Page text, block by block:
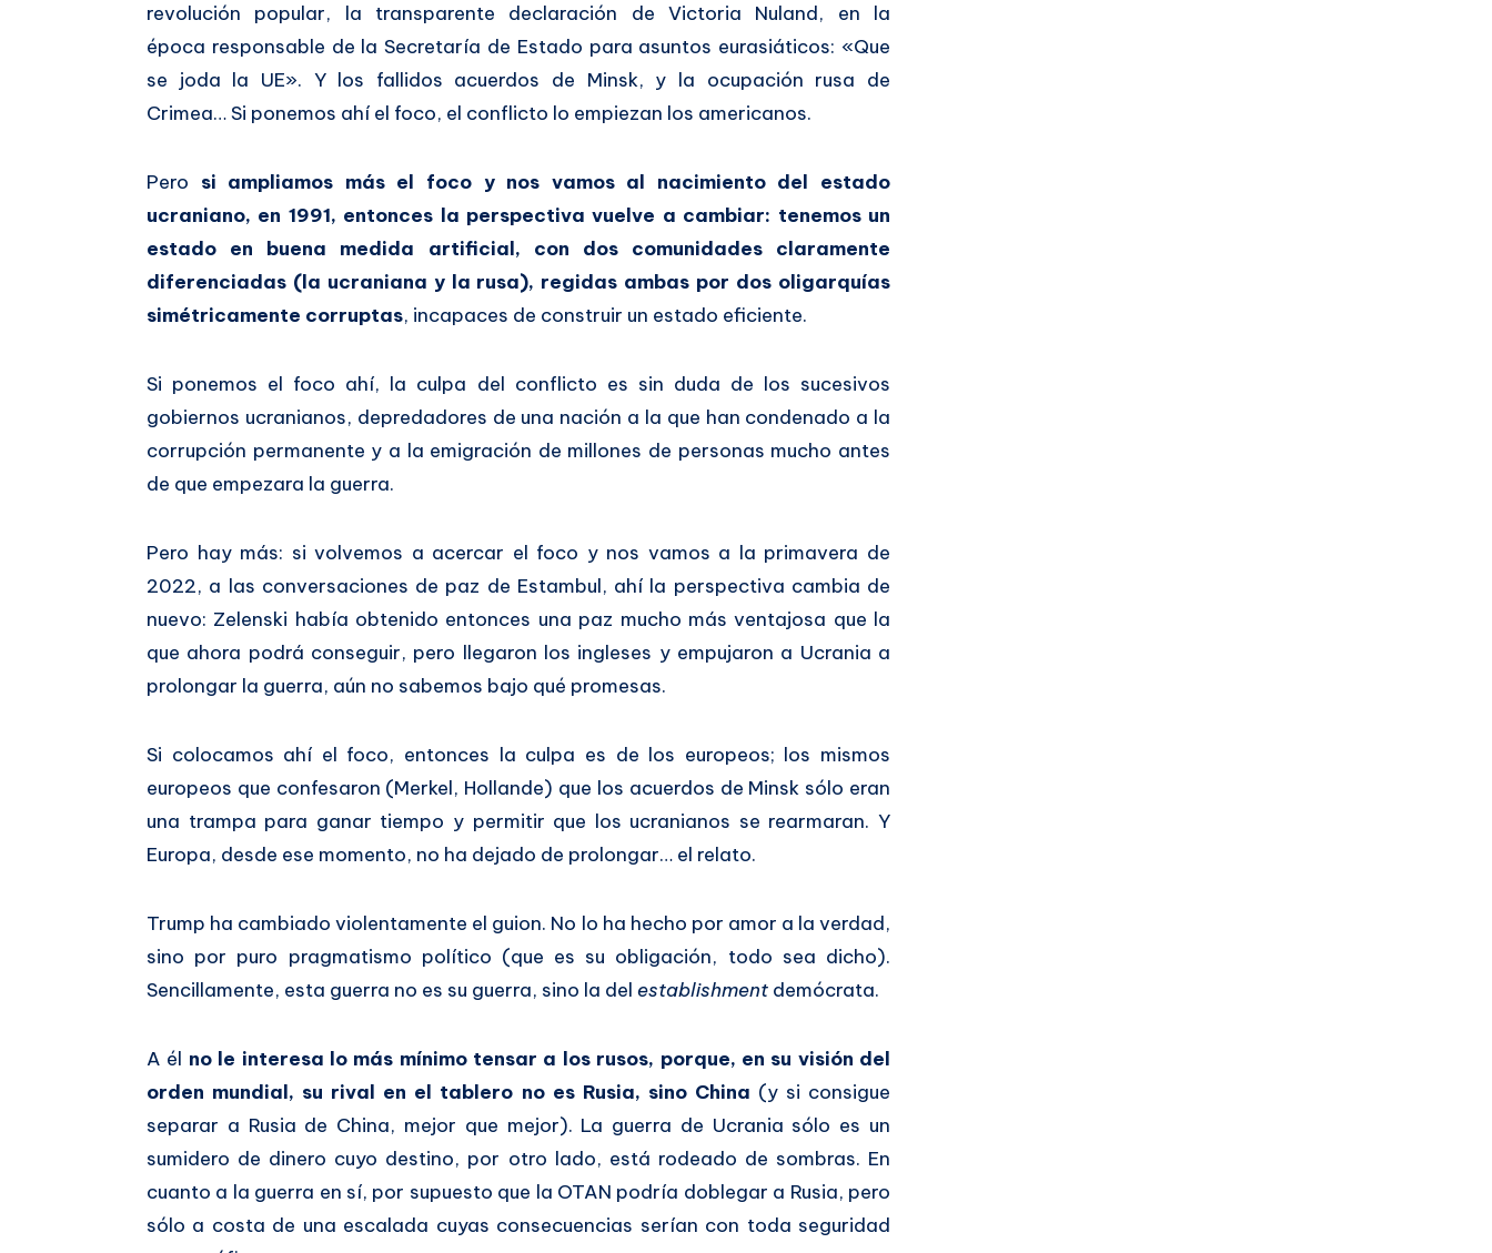
revolución popular, la transparente declaración de Victoria Nuland, en la
época responsable de la Secretaría de Estado para asuntos eurasiáticos: «Que
se joda la UE». Y los fallidos acuerdos de Minsk, y la ocupación rusa de
Crimea… Si ponemos ahí el foco, el conflicto lo empiezan los americanos.
Pero si ampliamos más el foco y nos vamos al nacimiento del estado
ucraniano, en 1991, entonces la perspectiva vuelve a cambiar: tenemos un
estado en buena medida artificial, con dos comunidades claramente
diferenciadas (la ucraniana y la rusa), regidas ambas por dos oligarquías
simétricamente corruptas, incapaces de construir un estado eficiente.
Si ponemos el foco ahí, la culpa del conflicto es sin duda de los sucesivos
gobiernos ucranianos, depredadores de una nación a la que han condenado a la
corrupción permanente y a la emigración de millones de personas mucho antes
de que empezara la guerra.
Pero hay más: si volvemos a acercar el foco y nos vamos a la primavera de
2022, a las conversaciones de paz de Estambul, ahí la perspectiva cambia de
nuevo: Zelenski había obtenido entonces una paz mucho más ventajosa que la
que ahora podrá conseguir, pero llegaron los ingleses y empujaron a Ucrania a
prolongar la guerra, aún no sabemos bajo qué promesas.
Si colocamos ahí el foco, entonces la culpa es de los europeos; los mismos
europeos que confesaron (Merkel, Hollande) que los acuerdos de Minsk sólo eran
una trampa para ganar tiempo y permitir que los ucranianos se rearmaran. Y
Europa, desde ese momento, no ha dejado de prolongar… el relato.
Trump ha cambiado violentamente el guion. No lo ha hecho por amor a la verdad,
sino por puro pragmatismo político (que es su obligación, todo sea dicho).
Sencillamente, esta guerra no es su guerra, sino la del establishment demócrata.
A él no le interesa lo más mínimo tensar a los rusos, porque, en su visión del
orden mundial, su rival en el tablero no es Rusia, sino China (y si consigue
separar a Rusia de China, mejor que mejor). La guerra de Ucrania sólo es un
sumidero de dinero cuyo destino, por otro lado, está rodeado de sombras. En
cuanto a la guerra en sí, por supuesto que la OTAN podría doblegar a Rusia, pero
sólo a costa de una escalada cuyas consecuencias serían con toda seguridad